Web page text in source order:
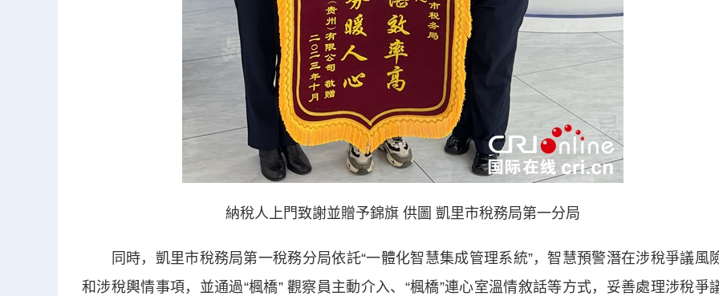
納稅人上門致謝並贈予錦旗 供圖 凱里市稅務局第一分局
同時，凱里市稅務局第一稅務分局依託“一體化智慧集成管理系統”，智慧預警潛在涉稅爭議風
和涉稅輿情事項，並通過“楓橋” 觀察員主動介入、“楓橋”連心室溫情敘話等方式，妥善處理涉稅爭